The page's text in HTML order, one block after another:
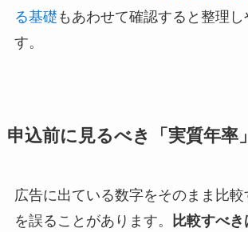
る基礎 もあわせて確認すると整理
す。
申込前に見るべき「実質年率
広告に出ている数字をそのまま比
を誤ることがあります。
比較すべ